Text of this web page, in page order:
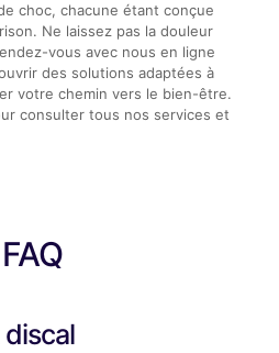
choc, chacune étant conçue
Ne laissez pas la douleur
vous avec nous en ligne
des solutions adaptées à
votre chemin vers le bien-être.
consulter tous nos services et
FAQ